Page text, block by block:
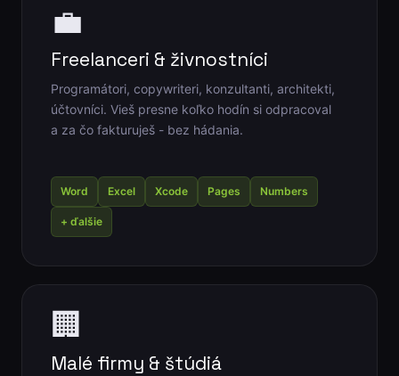
💼
Freelanceri & živnostníci
Programátori, copywriteri, konzultanti, architekti,
účtovníci. Vieš presne koľko hodín si odpracoval
a za čo fakturuješ - bez hádania.
Word Excel Xcode Pages Numbers
+ ďalšie
🏢
Malé firmy & štúdiá